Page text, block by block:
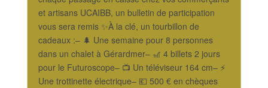
et artisans UCAIBB, un bulletin de participation
vous sera remis ✨À la clé, un tourbillon de
cadeaux :– 🌲 Une semaine pour 8 personnes
dans un chalet à Gérardmer– 🎢 4 billets 2 jours
pour le Futuroscope– 📺 Un téléviseur 164 cm– ⚡
Une trottinette électrique– 💶 500 € en chèques